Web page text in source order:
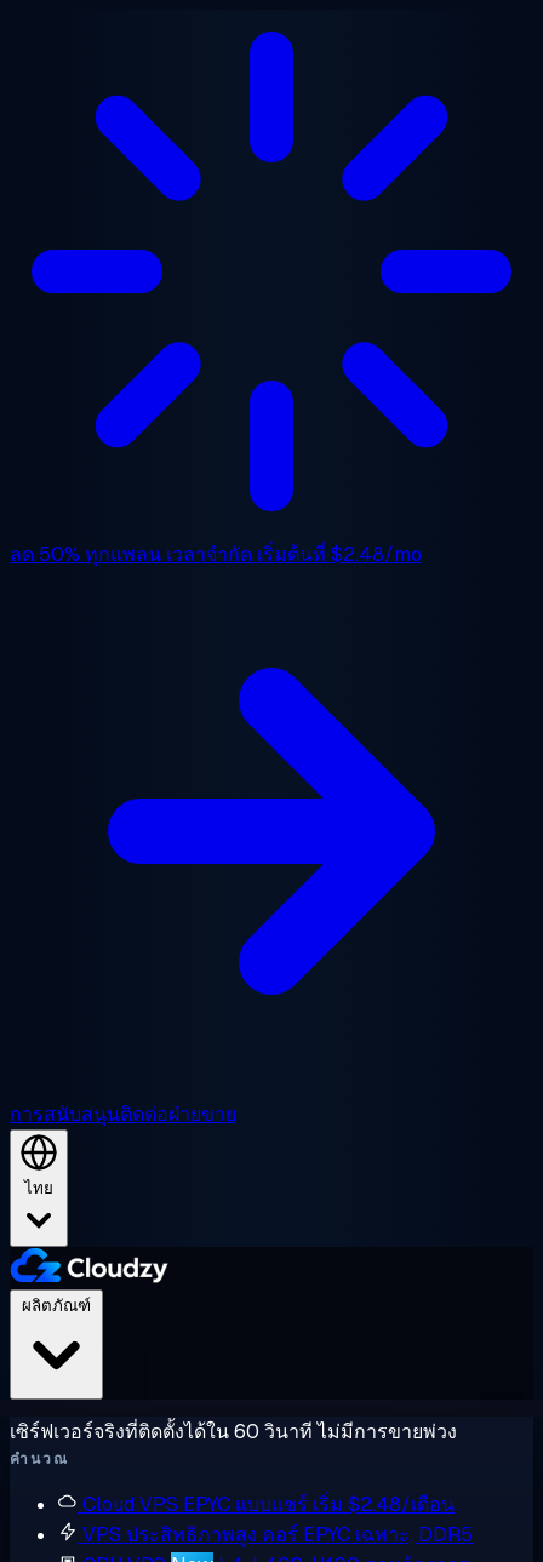
ลด 50% ทุกแพลน เวลาจำกัด เริ่มต้นที่ $2.48/mo
การสนับสนุนติดต่อฝ่ายขาย
ไทย
เซิร์ฟเวอร์จริงที่ติดตั้งได้ใน 60 วินาที ไม่มีการขายพ่วง
คำนวณ
Cloud VPS EPYC แบบแชร์ เริ่ม $2.48/เดือน
VPS ประสิทธิภาพสูง คอร์ EPYC เฉพาะ, DDR5